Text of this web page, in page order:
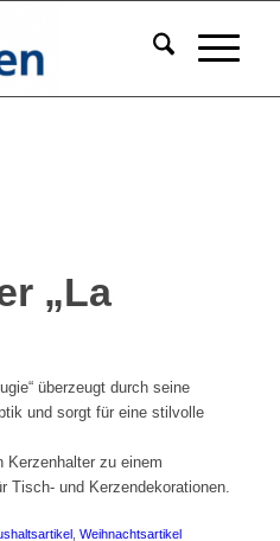
„La
überzeugt durch seine
und sorgt für eine stilvolle
Kerzenhalter zu einem
Tisch- und Kerzendekorationen.
, Weihnachtsartikel